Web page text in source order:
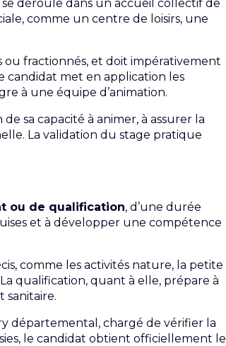
déroule dans un accueil collectif de
comme un centre de loisirs, une
ou fractionnés, et doit impérativement
candidat met en application les
à une équipe d’animation.
sa capacité à animer, à assurer la
La validation du stage pratique
ou de qualification, d’une durée
et à développer une compétence
comme les activités nature, la petite
qualification, quant à elle, prépare à
sanitaire.
départemental, chargé de vérifier la
le candidat obtient officiellement le